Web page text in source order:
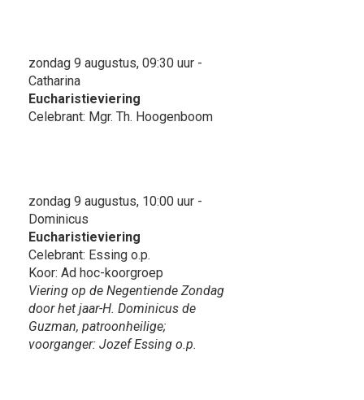
zondag 9 augustus, 09:30 uur -
Catharina
Eucharistieviering
Celebrant: Mgr. Th. Hoogenboom
zondag 9 augustus, 10:00 uur -
Dominicus
Eucharistieviering
Celebrant: Essing o.p.
Koor: Ad hoc-koorgroep
Viering op de Negentiende Zondag
door het jaar-H. Dominicus de
Guzman, patroonheilige;
voorganger: Jozef Essing o.p.